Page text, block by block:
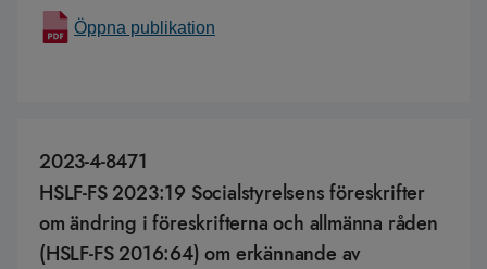
Öppna publikation
2023-4-8471
HSLF-FS 2023:19 Socialstyrelsens föreskrifter
om ändring i föreskrifterna och allmänna råden
(HSLF-FS 2016:64) om erkännande av